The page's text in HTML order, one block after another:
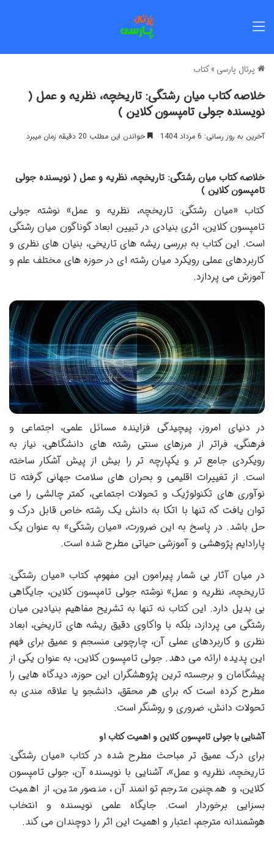
پرتال پارسی »کتاب
خلاصه کتاب میان رشتگی: تاریخچه، نظریه و عمل (
نویسنده جولی تامپسون کلاین )
آخرین به روز رسانی: 6 مرداد 1404 خواندن این مطلب 20 دقیقه زمان میبرد
خلاصه کتاب میان رشتگی: تاریخچه، نظریه و عمل ( نویسنده جولی
تامپسون کلاین )
کتاب «میان رشتگی: تاریخچه، نظریه و عمل» نوشته جولی
تامپسون کلاین، اثری بنیادی در تبیین ابعاد گوناگون میان رشتگی
است. این کتاب به بررسی ریشه های تاریخی، بنیان های نظری و
کاربردهای عملی رویکرد میان رشته ای در حوزه های مختلف علم و
آموزش می پردازد.
در دنیای امروز، پیچیدگی فزاینده مسائل علمی، اجتماعی و
فرهنگی، فراتر از مرزهای سنتی رشته های دانشگاهی، نیاز به
رویکردی جامع تر و یکپارچه تر را بیش از پیش آشکار ساخته
است. از تغییرات اقلیمی و بحران های سلامت جهانی گرفته تا
نوآوری های تکنولوژیک و تحولات اجتماعی، کمتر چالشی را می
توان یافت که تنها با اتکا به دانش یک رشته خاص قابل درک و
حل باشد. در پاسخ به این ضرورت، «میان رشتگی» به عنوان یک
پارادایم پژوهشی و آموزشی حیاتی مطرح شده است.
در میان آثار بی شمار پیرامون این مفهوم، کتاب «میان رشتگی:
تاریخچه، نظریه و عمل» نوشته جولی تامپسون کلاین، جایگاهی
بی بدیل دارد. این کتاب نه تنها به تشریح مفاهیم بنیادین میان
رشتگی می پردازد، بلکه با واکاوی دقیق ریشه های تاریخی، ابعاد
نظری و کاربردهای عملی آن، چارچوبی منسجم و عمیق برای فهم
این پدیده ارائه می دهد. جولی تامپسون کلاین، به عنوان یکی از
پیشگامان و برجسته ترین پژوهشگران این حوزه، دیدگاه هایی را
مطرح کرده است که برای هر محقق، دانشجو یا علاقه مندی به
تحولات دانش، ضروری و روشنگر است.
آشنایی با جولی تامپسون کلاین و اهمیت کتاب او
برای درک عمیق تر مباحث مطرح شده در کتاب «میان رشتگی:
تاریخچه، نظریه و عمل»، آشنایی با نویسنده آن، جولی تامپسون
کلاین، و همچنین مترجم توانمند آن، منصور متین، از اهمیت
بسزایی برخوردار است. جایگاه علمی نویسنده و انتخاب
هوشمندانه مترجم، اعتبار و اهمیت این اثر را دوچندان می کند.